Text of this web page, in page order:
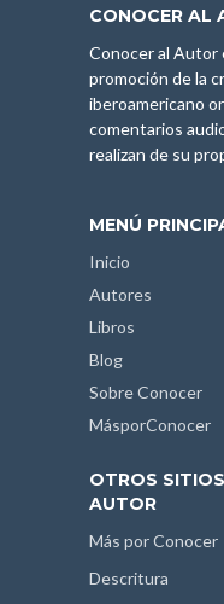
CONOCER AL
Conocer al Autor
promoción de la
iberoamericano
comentarios
realizan de su
MENÚ
Inicio
Autores
Libros
Blog
Sobre Conocer
MásporConocer
OTROS
AUTOR
Más por Conocer
Descritura